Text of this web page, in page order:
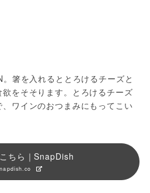
箸を入れるととろけるチーズと
をそそります。とろけるチーズ
ワインのおつまみにもってこい
ちら｜SnapDish